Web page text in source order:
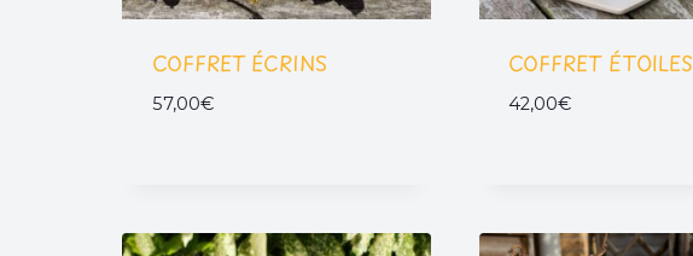
COFFRET ÉCRINS
57,00€
COFFRET ÉTOILES
42,00€